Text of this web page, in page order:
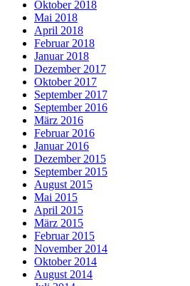
Oktober 2018
Mai 2018
April 2018
Februar 2018
Januar 2018
Dezember 2017
Oktober 2017
September 2017
September 2016
März 2016
Februar 2016
Januar 2016
Dezember 2015
September 2015
August 2015
Mai 2015
April 2015
März 2015
Februar 2015
November 2014
Oktober 2014
August 2014